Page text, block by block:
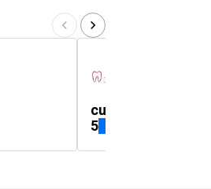
cukondental.com
5